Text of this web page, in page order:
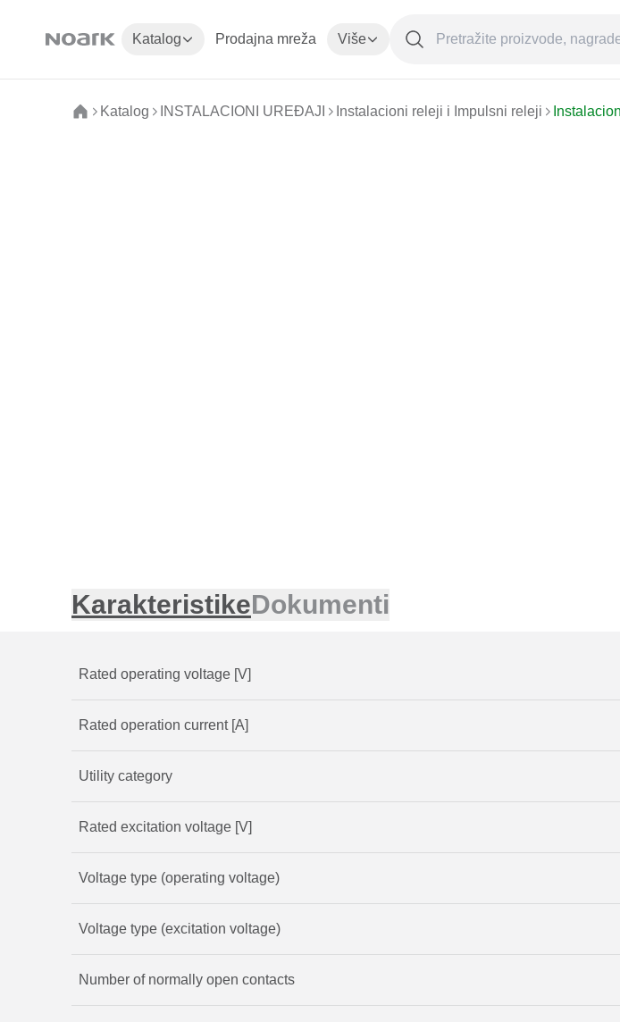
Katalog Prodajna mreža Više
Katalog INSTALACIONI UREĐAJI Instalacioni releji i Impulsni releji
KarakteristikeDokumenti
Rated operating voltage [V]
Rated operation current [A]
Utility category
Rated excitation voltage [V]
Voltage type (operating voltage)
Voltage type (excitation voltage)
Number of normally open contacts